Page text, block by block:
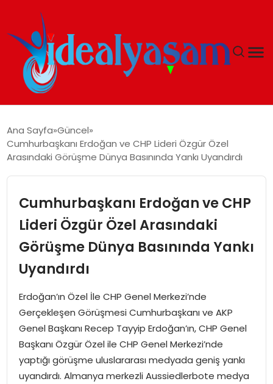
GÜNDEM
İDEAL YAŞAM
İDEAL SPOR
YAŞAM
MAGAZIN
SAĞLIK
SOSYAL HABER
Ana Sayfa Güncel
Cumhurbaşkanı Erdoğan ve CHP Lideri Özgür Özel
Arasındaki Görüşme Dünya Basınında Yankı Uyandırdı
Cumhurbaşkanı Erdoğan ve CHP
Lideri Özgür Özel Arasındaki
Görüşme Dünya Basınında Yankı
Uyandırdı
Erdoğan’ın Özel İle CHP Genel Merkezi’nde
Gerçekleşen Görüşmesi Cumhurbaşkanı ve AKP
Genel Başkanı Recep Tayyip Erdoğan’ın, CHP Genel
Başkanı Özgür Özel ile CHP Genel Merkezi’nde
yaptığı görüşme uluslararası medyada geniş yankı
uyandırdı. Almanya merkezli Aussiedlerbote medya